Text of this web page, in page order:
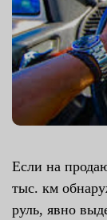
Если на
тыс. км
руль, явно